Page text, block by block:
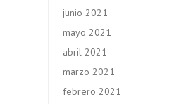
junio 2021
mayo 2021
abril 2021
marzo 2021
febrero 2021